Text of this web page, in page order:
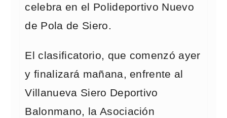
celebra en el Polideportivo Nuevo
de Pola de Siero.
El clasificatorio, que comenzó ayer
y finalizará mañana, enfrente al
Villanueva Siero Deportivo
Balonmano, la Asociación